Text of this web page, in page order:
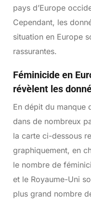
pays d’Europe
Cependant, les
situation en Europe
rassurantes.
Féminicide en
révèlent les
En dépit du manque
dans de nombreux
la carte ci-dessous
graphiquement, en
le nombre de
et le Royaume-Uni
plus grand nombre